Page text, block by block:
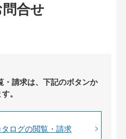
問合せ
請求は、下記のボタンか
。
ログの閲覧・請求